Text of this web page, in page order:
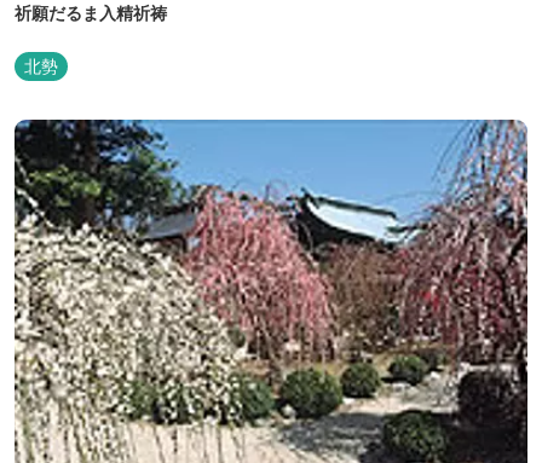
祈願だるま入精祈祷
北勢